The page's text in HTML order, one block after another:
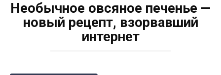
Необычное овсяное печенье —
новый рецепт, взорвавший
интернет